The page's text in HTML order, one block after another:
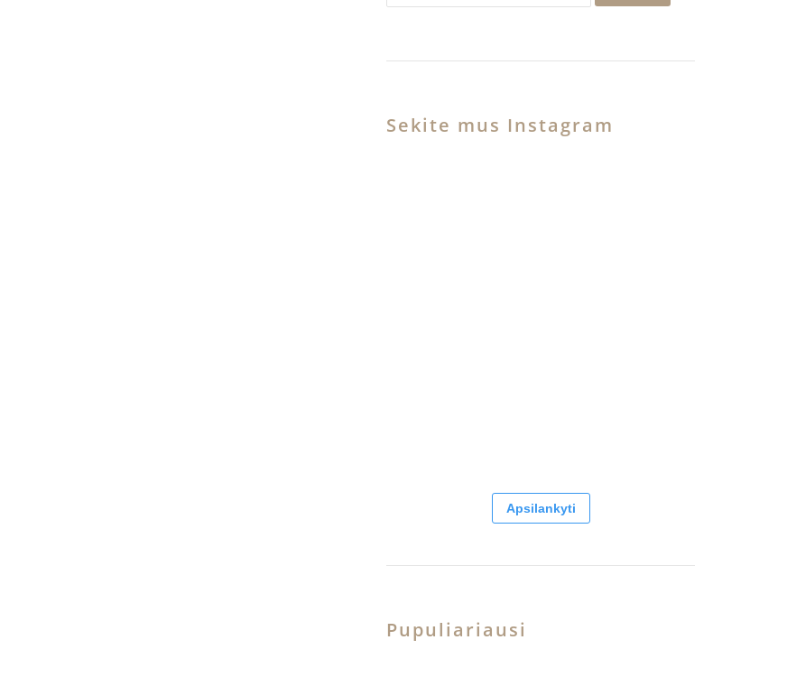
Sekite mus Instagram
Apsilankyti
Pupuliariausi